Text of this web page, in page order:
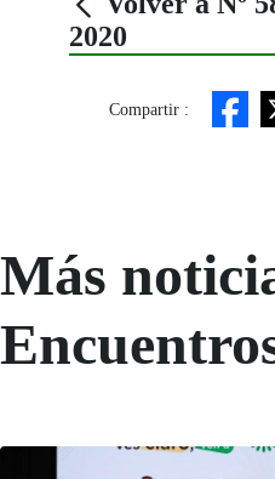
2020
Compartir :
Más